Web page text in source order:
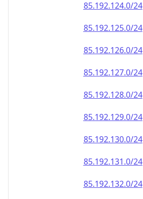
85.192.125.0/24
85.192.126.0/24
85.192.127.0/24
85.192.128.0/24
85.192.129.0/24
85.192.130.0/24
85.192.131.0/24
85.192.132.0/24
85.192.133.0/24